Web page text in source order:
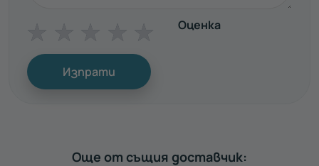
Оценка
Изпрати
Още от същия доставчик: